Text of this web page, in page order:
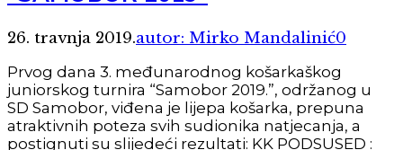
26. travnja 2019.autor: Mirko Mandalinić0
Prvog dana 3. međunarodnog košarkaškog
juniorskog turnira “Samobor 2019.”, održanog u
SD Samobor, viđena je lijepa košarka, prepuna
atraktivnih poteza svih sudionika natjecanja, a
postignuti su slijedeći rezultati: KK PODSUSED :